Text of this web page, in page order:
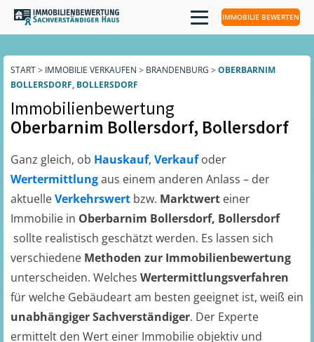
IMMOBILIE BEWERTEN
START> IMMOBILIE VERKAUFEN > BRANDENBURG > OBERBARNIM
BOLLERSDORF, BOLLERSDORF
Immobilienbewertung
Oberbarnim Bollersdorf, Bollersdorf
Ganz gleich, ob Hauskauf, Verkaufoder
Wertermittlungaus einem anderen Anlass – der
aktuelleVerkehrswert bzw. Marktwert einer
Immobilie in Oberbarnim Bollersdorf, Bollersdorf
sollte realistisch geschätzt werden. Es lassen sich
verschiedene Methoden zur Immobilienbewertung
unterscheiden. Welches Wertermittlungsverfahren
für welche Gebäudeart am besten geeignet ist, weiß ein
unabhängiger Sachverständiger. Der Experte
ermittelt den Wert einer Immobilie objektiv und